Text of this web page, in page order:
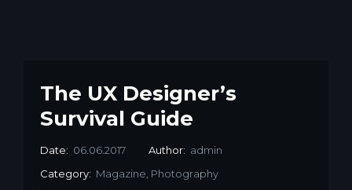
The UX Designer’s
Survival Guide
Date: 06.06.2017 Author: admin
Category: Magazine, Photography